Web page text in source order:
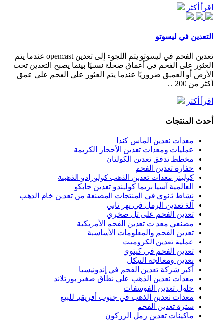
اقرأ أكثر
التعدين في ليسوتو
تعدين الفحم في ليسوتو يتم اللجوء إلى تعدين opencast عندما يتم
العثور على الفحم في أعماق ضحلة نسبيًا بينما يصبح التعدين تحت
الأرض أو العميق ضروريًا عندما يتم العثور على الفحم على عمق
أكثر من 200 ...
اقرأ أكثر
أحدث المنتجات
معدات تعدين الماس كندا
عمليات ومعدات تعدين الأحجار الكريمة
مخطط تدفق تعدين الكولتان
حفارة تعدين الفحم
كولينز معدات تعدين الذهب كولورادو الذهبية
العالمية آسيا بريما كوليندو تعدين جابكو
نشاط ثانوي في المنتجات المصنعة من تعدين خام الذهب
آلة تعدين الرمل في نهر تابي
تعدين الفحم على تل صخري
مصنعي معدات تعدين الفحم الأمريكية
تعدين الفحم والمعلومات الأساسية
عملية تعدين الكروميت
تعدين الفحم في كيتوي
تعدين ومعالجة النيكل
أكبر شركة تعدين الفحم في إندونيسيا
معدات تعدين الذهب على نطاق صغير بورتلاند
حلول تعدين الفوسفات
معدات تعدين الذهب في جنوب أفريقيا للبيع
سترة تعدين الفحم
ماكينات تعدين رمل الزركون